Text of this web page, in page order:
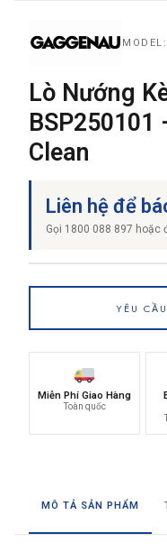
NỘI DUNG YÊU CẦU
Lò Nướng
BSP250101
Clean
Liên hệ để
Gọi 1800 088 897 hoặc
YÊU
Miễn Phí Giao Hàng
Toàn quốc
MÔ TẢ SẢN PHẨM